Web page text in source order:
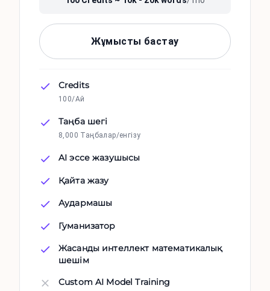
Жұмысты бастау
Credits
100/Ай
Таңба шегі
8,000 Таңбалар/енгізу
AI эссе жазушысы
Қайта жазу
Аудармашы
Гуманизатор
Жасанды интеллект математикалық
шешім
Custom AI Model Training